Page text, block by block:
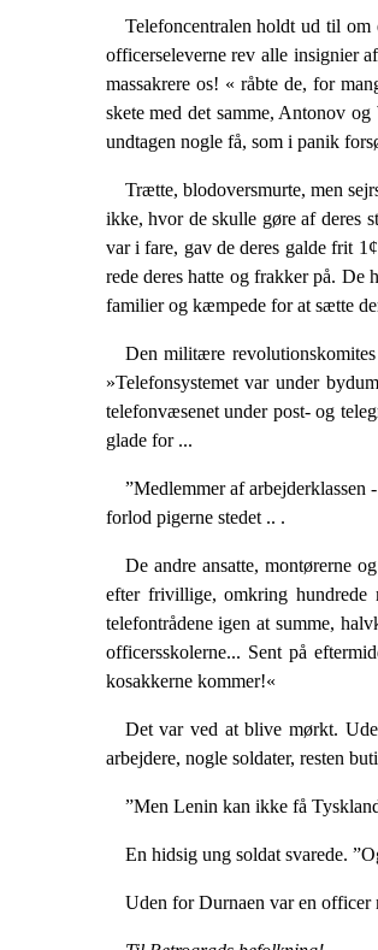
Telefoncentralen holdt ud til om
officerseleverne rev alle insignier
massakrere os! « råbte de, for
skete med det samme, Antonov
undtagen nogle få, som i panik
Trætte, blodoversmurte, men
ikke, hvor de skulle gøre af deres
var i fare, gav de deres galde frit
rede deres hatte og frakker på. De
familier og kæmpede for at sætte
Den militære
»Telefonsystemet var under
telefonvæsenet un­der post- og
glade for ...
”Medlemmer af
forlod pigerne stedet .. .
De andre ansatte, montørerne
efter frivillige, omkring hundre­de
telefontrådene igen at summe,
officersskolerne... Sent på
kosakkerne kommer!«
Det var ved at blive mørkt.
arbejdere, nogle soldater, resten
”Men Lenin kan ikke få
En hidsig ung soldat svarede.
Uden for Durnaen var en officer